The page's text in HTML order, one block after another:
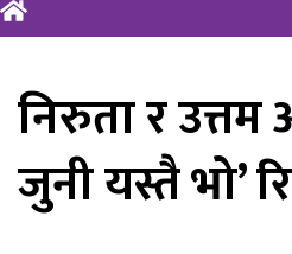
निरुता र उत्तम
जुनी यस्तै भो’